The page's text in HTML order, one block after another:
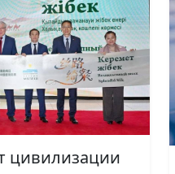
цивилизации